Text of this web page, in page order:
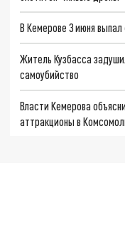
В Кемерове 3 июня выпал
Житель Кузбасса
самоубийство
Власти Кемерова
аттракционы в